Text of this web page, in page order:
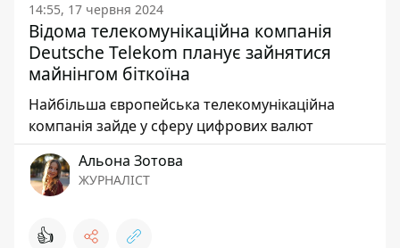
14:55, 17 червня 2024
Відома телекомунікаційна компанія
Deutsche Telekom планує зайнятися
майнінгом біткоїна
Найбільша європейська телекомунікаційна
компанія зайде у сферу цифрових валют
Альона Зотова
ЖУРНАЛІСТ
👍